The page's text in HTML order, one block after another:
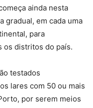
ainda nesta
gradual, em cada uma
para
os distritos do país.
testados
lares com 50 ou mais
por serem meios